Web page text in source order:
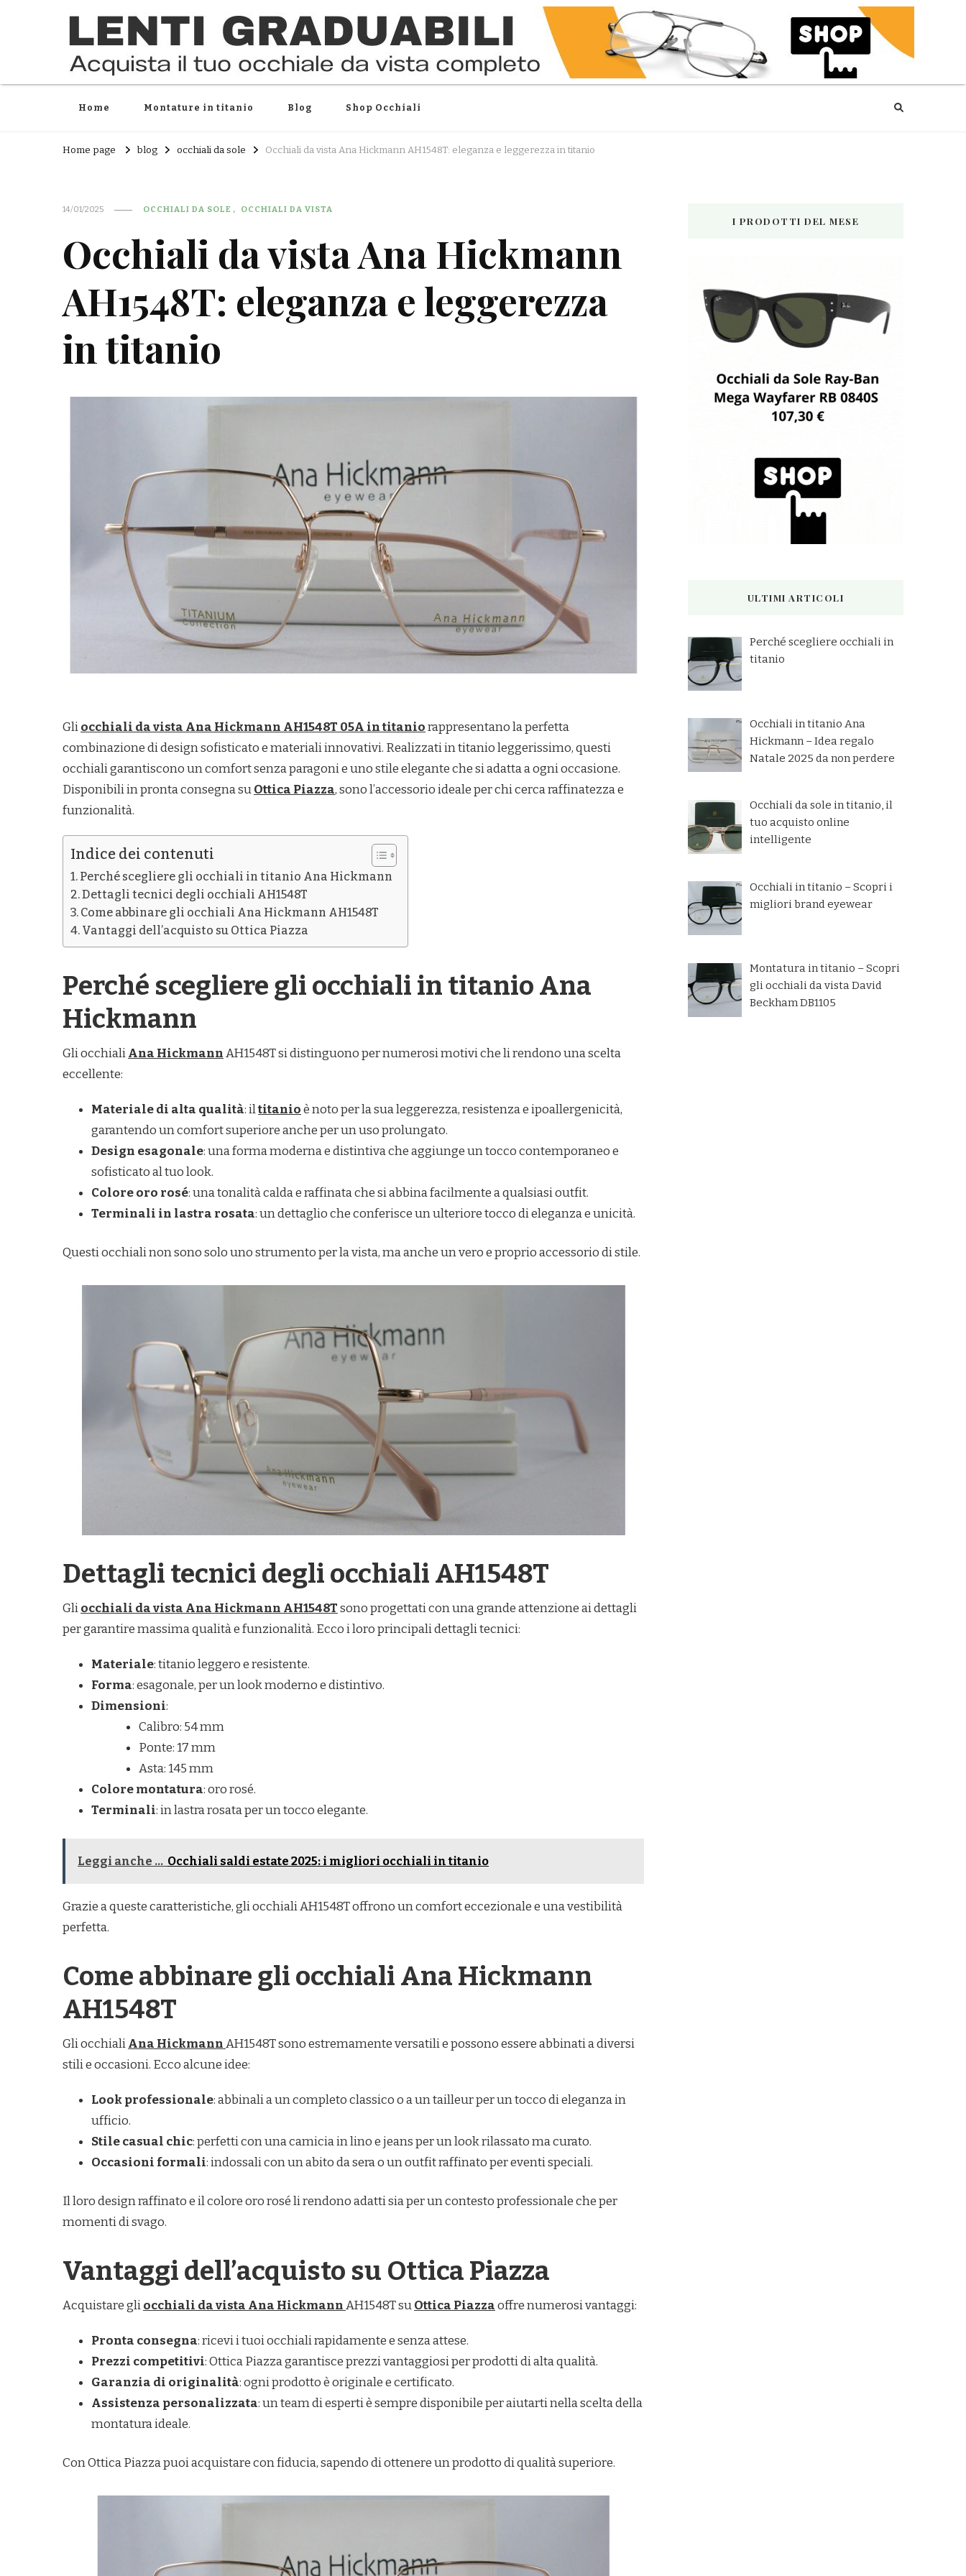
Home Montature in titanio Blog Shop Occhiali
Home page blog occhiali da sole Occhiali da vista Ana Hickmann AH1548T: eleganza e leggerezza in titanio
14/01/2025 OCCHIALI DA SOLE OCCHIALI DA VISTA
Occhiali da vista Ana Hickmann
AH1548T: eleganza e leggerezza
in titanio
Gliocchiali da vista Ana Hickmann AH1548T 05A in titaniorappresentano la perfetta
combinazione di design sofisticato e materiali innovativi. Realizzati in titanio leggerissimo, questi
occhiali garantiscono un comfort senza paragoni e uno stile elegante che si adatta a ogni occasione.
Disponibili in pronta consegna suOttica Piazza, sono l’accessorio ideale per chi cerca raffinatezza e
funzionalità.
Indice dei contenuti
Perché scegliere gli occhiali in titanio Ana Hickmann
Dettagli tecnici degli occhiali AH1548T
Come abbinare gli occhiali Ana Hickmann AH1548T
Vantaggi dell’acquisto su Ottica Piazza
Perché scegliere gli occhiali in titanio Ana
Hickmann
Gli occhialiAna HickmannAH1548T si distinguono per numerosi motivi che li rendono una scelta
eccellente:
Materiale di alta qualità: iltitanioè noto per la sua leggerezza, resistenza e ipoallergenicità,
garantendo un comfort superiore anche per un uso prolungato.
Design esagonale: una forma moderna e distintiva che aggiunge un tocco contemporaneo e
sofisticato al tuo look.
Colore oro rosé: una tonalità calda e raffinata che si abbina facilmente a qualsiasi outfit.
Terminali in lastra rosata: un dettaglio che conferisce un ulteriore tocco di eleganza e unicità.
Questi occhiali non sono solo uno strumento per la vista, ma anche un vero e proprio accessorio di stile.
Dettagli tecnici degli occhiali AH1548T
Gliocchiali da vista Ana Hickmann AH1548Tsono progettati con una grande attenzione ai dettagli
per garantire massima qualità e funzionalità. Ecco i loro principali dettagli tecnici:
Materiale: titanio leggero e resistente.
Forma: esagonale, per un look moderno e distintivo.
Dimensioni:
Calibro: 54 mm
Ponte: 17 mm
Asta: 145 mm
Colore montatura: oro rosé.
Terminali: in lastra rosata per un tocco elegante.
Leggi anche ... Occhiali saldi estate 2025: i migliori occhiali in titanio
Grazie a queste caratteristiche, gli occhiali AH1548T offrono un comfort eccezionale e una vestibilità
perfetta.
Come abbinare gli occhiali Ana Hickmann
AH1548T
Gli occhialiAna HickmannAH1548T sono estremamente versatili e possono essere abbinati a diversi
stili e occasioni. Ecco alcune idee:
Look professionale: abbinali a un completo classico o a un tailleur per un tocco di eleganza in
ufficio.
Stile casual chic: perfetti con una camicia in lino e jeans per un look rilassato ma curato.
Occasioni formali: indossali con un abito da sera o un outfit raffinato per eventi speciali.
Il loro design raffinato e il colore oro rosé li rendono adatti sia per un contesto professionale che per
momenti di svago.
Vantaggi dell’acquisto su Ottica Piazza
Acquistare gliocchiali da vista Ana HickmannAH1548T suOttica Piazzaoffre numerosi vantaggi:
Pronta consegna: ricevi i tuoi occhiali rapidamente e senza attese.
Prezzi competitivi: Ottica Piazza garantisce prezzi vantaggiosi per prodotti di alta qualità.
Garanzia di originalità: ogni prodotto è originale e certificato.
Assistenza personalizzata: un team di esperti è sempre disponibile per aiutarti nella scelta della
montatura ideale.
Con Ottica Piazza puoi acquistare con fiducia, sapendo di ottenere un prodotto di qualità superiore.
I PRODOTTI DEL MESE
ULTIMI ARTICOLI
Perché scegliere occhiali in
titanio
Occhiali in titanio Ana
Hickmann – Idea regalo
Natale 2025 da non perdere
Occhiali da sole in titanio, il
tuo acquisto online
intelligente
Occhiali in titanio – Scopri i
migliori brand eyewear
Montatura in titanio – Scopri
gli occhiali da vista David
Beckham DB1105